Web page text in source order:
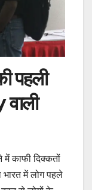
पहली
काफी दिक्कतों
भारत में लोग पहले